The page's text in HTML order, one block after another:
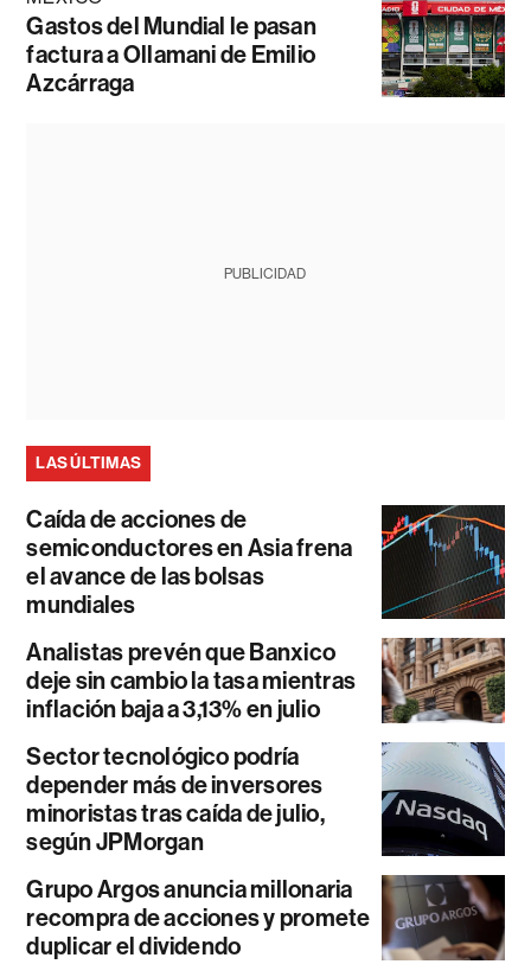
Gastos del Mundial le pasan
factura a Ollamani de Emilio
Azcárraga
PUBLICIDAD
LAS ÚLTIMAS
Caída de acciones de
semiconductores en Asia frena
el avance de las bolsas
mundiales
Analistas prevén que Banxico
deje sin cambio la tasa mientras
inflación baja a 3,13% en julio
Sector tecnológico podría
depender más de inversores
minoristas tras caída de julio,
según JPMorgan
Grupo Argos anuncia millonaria
recompra de acciones y promete
duplicar el dividendo